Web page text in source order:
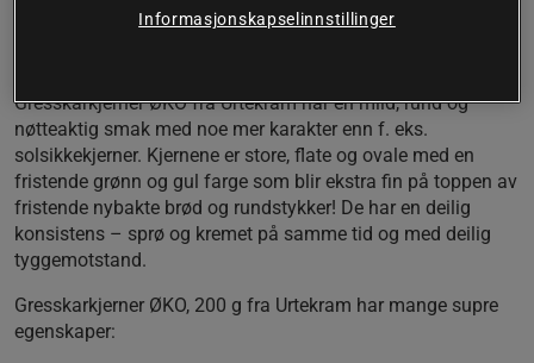
Gresskarkjerner ØKO fra Urtekram har en mild, rund og
nøtteaktig smak med noe mer karakter enn f. eks.
solsikkekjerner. Kjernene er store, flate og ovale med en
fristende grønn og gul farge som blir ekstra fin på toppen av
fristende nybakte brød og rundstykker! De har en deilig
konsistens – sprø og kremet på samme tid og med deilig
tyggemotstand.
Gresskarkjerner ØKO, 200 g fra Urtekram har mange supre
egenskaper:
Informasjonskapselinnstillinger